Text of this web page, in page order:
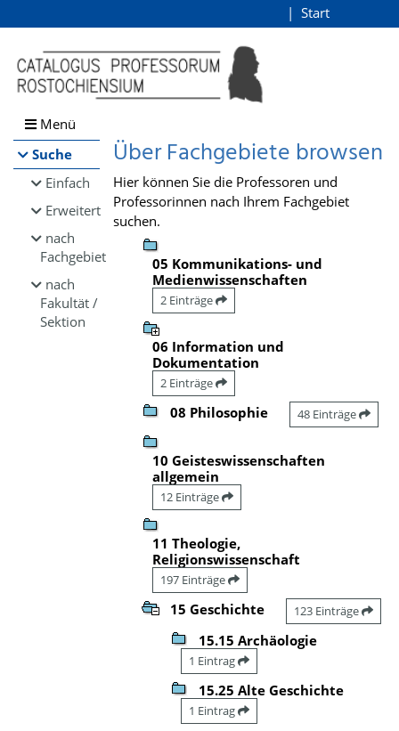
Browsen
direkt zum Inhalt
Start
Menü
Suche
Einfach
Erweitert
nach
Fachgebiet
nach
Fakultät /
Sektion
Über Fachgebiete browsen
Hier können Sie die Professoren und
Professorinnen nach Ihrem Fachgebiet
suchen.
05 Kommunikations- und
Medienwissenschaften
2 Einträge
06 Information und
Dokumentation
2 Einträge
08 Philosophie 48 Einträge
10 Geisteswissenschaften
allgemein
12 Einträge
11 Theologie,
Religionswissenschaft
197 Einträge
15 Geschichte 123 Einträge
15.15 Archäologie
1 Eintrag
15.25 Alte Geschichte
1 Eintrag